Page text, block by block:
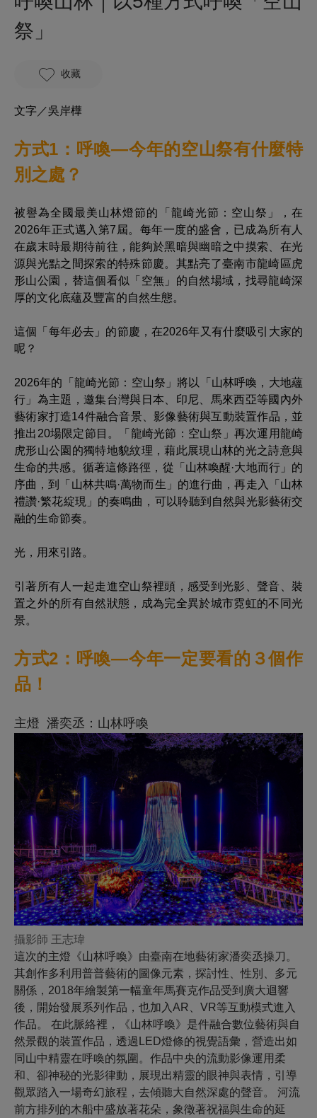
祭」
收藏
文字／吳岸樺
方式1：呼喚—今年的空山祭有什麼特
別之處？
被譽為全國最美山林燈節的「龍崎光節：空山祭」，在
2026年正式邁入第7屆。每年一度的盛會，已成為所有人
在歲末時最期待前往，能夠於黑暗與幽暗之中摸索、在光
源與光點之間探索的特殊節慶。其點亮了臺南市龍崎區虎
形山公園，替這個看似「空無」的自然場域，找尋龍崎深
厚的文化底蘊及豐富的自然生態。
這個「每年必去」的節慶，在2026年又有什麼吸引大家的
呢？
2026年的「龍崎光節：空山祭」將以「山林呼喚，大地蘊
行」為主題，邀集台灣與日本、印尼、馬來西亞等國內外
藝術家打造14件融合音景、影像藝術與互動裝置作品，並
推出20場限定節目。「龍崎光節：空山祭」再次運用龍崎
虎形山公園的獨特地貌紋理，藉此展現山林的光之詩意與
生命的共感。循著這條路徑，從「山林喚醒·大地而行」的
序曲，到「山林共鳴·萬物而生」的進行曲，再走入「山林
禮讚·繁花綻現」的奏鳴曲，可以聆聽到自然與光影藝術交
融的生命節奏。
光，用來引路。
引著所有人一起走進空山祭裡頭，感受到光影、聲音、裝
置之外的所有自然狀態，成為完全異於城市霓虹的不同光
景。
方式2：呼喚—今年一定要看的３個作
品！
主燈 潘奕丞：山林呼喚
攝影師 王志瑋
這次的主燈《山林呼喚》由臺南在地藝術家潘奕丞操刀。
其創作多利用普普藝術的圖像元素，探討性、性別、多元
關係，2018年繪製第一幅童年馬賽克作品受到廣大迴響
後，開始發展系列作品，也加入AR、VR等互動模式進入
作品。 在此脈絡裡，《山林呼喚》是件融合數位藝術與自
然景觀的裝置作品，透過LED燈條的視覺語彙，營造出如
同山中精靈在呼喚的氛圍。作品中央的流動影像運用柔
和、卻神秘的光影律動，展現出精靈的眼神與表情，引導
觀眾踏入一場奇幻旅程，去傾聽大自然深處的聲音。 河流
前方排列的木船中盛放著花朵，象徵著祝福與生命的延